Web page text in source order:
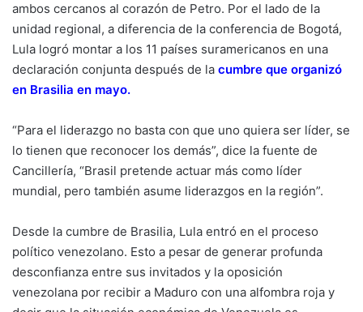
ambos cercanos al corazón de Petro. Por el lado de la
unidad regional, a diferencia de la conferencia de Bogotá,
Lula logró montar a los 11 países suramericanos en una
declaración conjunta después de la cumbre que organizó
en Brasilia en mayo.
“Para el liderazgo no basta con que uno quiera ser líder, se
lo tienen que reconocer los demás”, dice la fuente de
Cancillería, “Brasil pretende actuar más como líder
mundial, pero también asume liderazgos en la región”.
Desde la cumbre de Brasilia, Lula entró en el proceso
político venezolano. Esto a pesar de generar profunda
desconfianza entre sus invitados y la oposición
venezolana por recibir a Maduro con una alfombra roja y